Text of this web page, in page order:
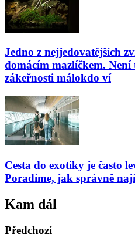
Jedno z nejjedovatějších
domácím mazlíčkem. Není
zákeřnosti málokdo ví
Cesta do exotiky je často
Poradíme, jak správně
Kam dál
Předchozí